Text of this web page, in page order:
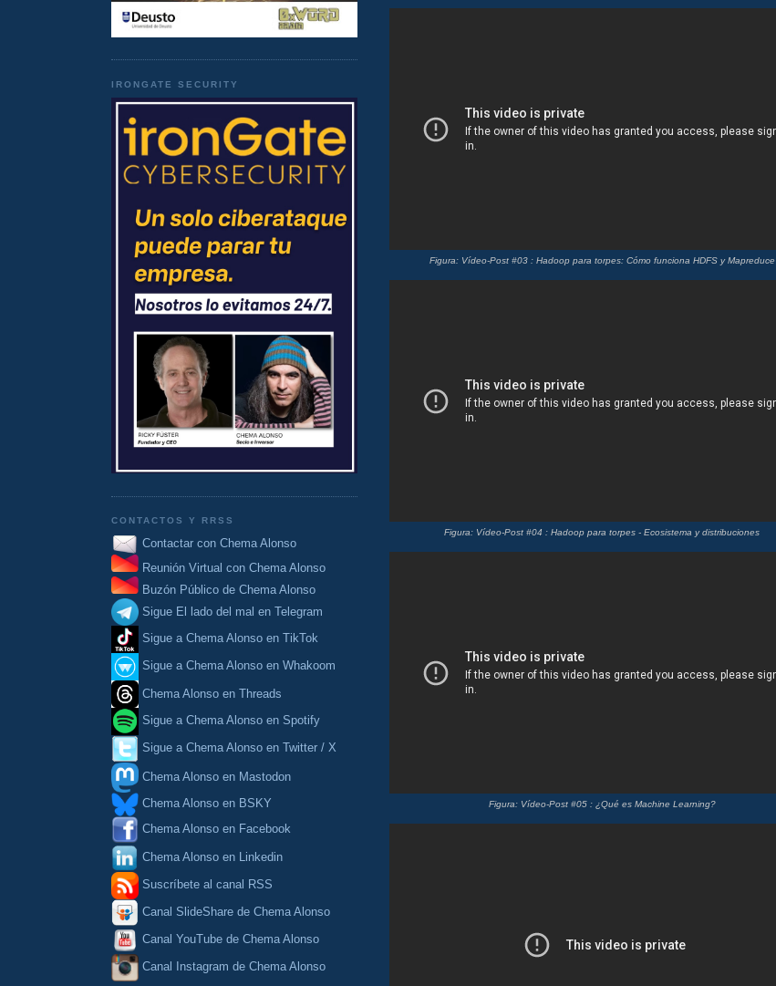
IRONGATE SECURITY
CONTACTOS Y RRSS
Contactar con Chema Alonso
Reunión Virtual con Chema Alonso
Buzón Público de Chema Alonso
Sigue El lado del mal en Telegram
Sigue a Chema Alonso en TikTok
Sigue a Chema Alonso en Whakoom
Chema Alonso en Threads
Sigue a Chema Alonso en Spotify
Sigue a Chema Alonso en Twitter / X
Chema Alonso en Mastodon
Chema Alonso en BSKY
Chema Alonso en Facebook
Chema Alonso en Linkedin
Suscríbete al canal RSS
Canal SlideShare de Chema Alonso
Canal YouTube de Chema Alonso
Canal Instagram de Chema Alonso
Figura: Vídeo-Post #03 : Hadoop para torpes: Cómo funciona HDFS y Mapreduce
Figura: Vídeo-Post #04 : Hadoop para torpes - Ecosistema y distribuciones
Figura: Vídeo-Post #05 : ¿Qué es Machine Learning?